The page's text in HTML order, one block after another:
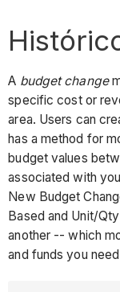
A budget change
specific cost or
area. Users can
has a method for
budget values
associated with
New Budget
Based and Unit/
another -- which
and funds you